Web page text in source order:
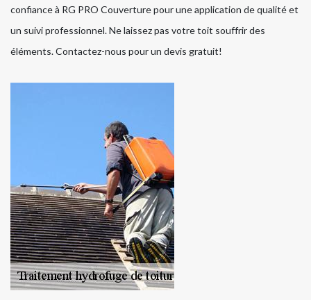
confiance à RG PRO Couverture pour une application de qualité et
un suivi professionnel. Ne laissez pas votre toit souffrir des
éléments. Contactez-nous pour un devis gratuit!